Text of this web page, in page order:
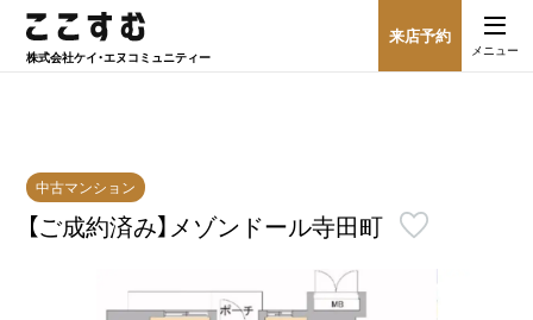
株式会社ケイ・エヌコミュニティー
来店予約
メニュー
中古マンション
【ご成約済み】メゾンドール寺田町